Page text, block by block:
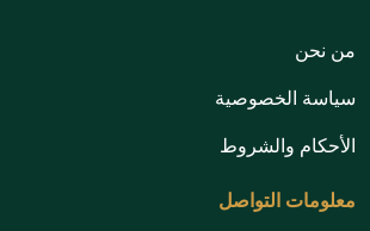
من نحن
سياسة الخصوصية
الأحكام والشروط
معلومات التواصل